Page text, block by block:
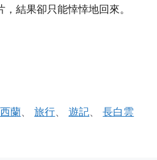
結果卻只能悻悻地回來。
蘭、旅行、遊記、長白雲